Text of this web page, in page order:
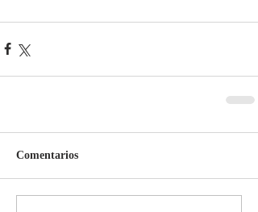
Comentarios